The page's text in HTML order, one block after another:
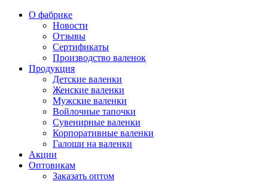
О фабрике
Новости
Отзывы
Сертификаты
Производство валенок
Продукция
Детские валенки
Женские валенки
Мужские валенки
Войлочные тапочки
Сувенирные валенки
Корпоративные валенки
Галоши на валенки
Акции
Оптовикам
Заказать оптом